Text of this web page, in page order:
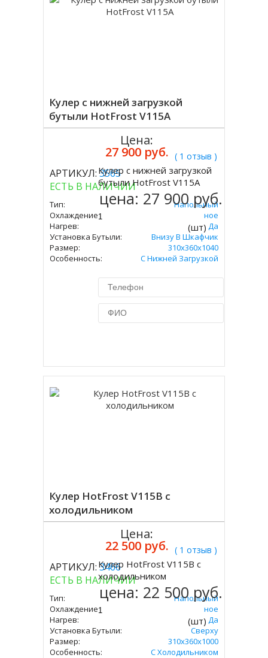
Кулер с нижней загрузкой
бутыли HotFrost V115A
( 1 отзыв )
АРТИКУЛ:3565
ЕСТЬ В НАЛИЧИИ
Тип:
Напольный
Охлаждение:
Компрессорное
Нагрев:
Да
Установка Бутыли:
Внизу В Шкафчик
Размер:
310х360х1040
Особенность:
С Нижней Загрузкой
Цена:
27 900 руб.
Купить
Кулер с нижней загрузкой
бутыли HotFrost V115A
цена: 27 900 руб.
(шт)
Кулер HotFrost V115B с
холодильником
( 1 отзыв )
АРТИКУЛ:3466
ЕСТЬ В НАЛИЧИИ
Тип:
Напольный
Охлаждение:
Компрессорное
Нагрев:
Да
Установка Бутыли:
Сверху
Размер:
310х360х1000
Особенность:
С Холодильником
Цена:
22 500 руб.
Купить
Кулер HotFrost V115B с
холодильником
цена: 22 500 руб.
(шт)